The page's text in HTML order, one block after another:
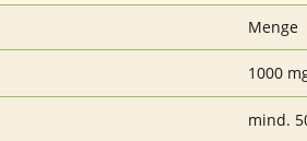
Menge
1000
mind.